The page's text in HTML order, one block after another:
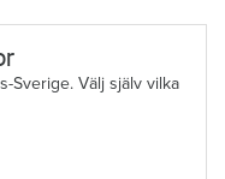
Sverige. Välj själv vilka